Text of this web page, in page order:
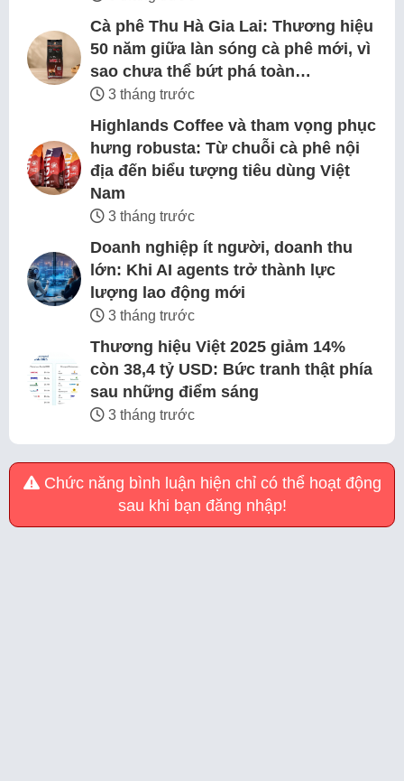
Cà phê Thu Hà Gia Lai: Thương hiệu
50 năm giữa làn sóng cà phê mới, vì
sao chưa thể bứt phá toàn…
3 tháng trước
Highlands Coffee và tham vọng phục
hưng robusta: Từ chuỗi cà phê nội
địa đến biểu tượng tiêu dùng Việt
Nam
3 tháng trước
Doanh nghiệp ít người, doanh thu
lớn: Khi AI agents trở thành lực
lượng lao động mới
3 tháng trước
Thương hiệu Việt 2025 giảm 14%
còn 38,4 tỷ USD: Bức tranh thật phía
sau những điểm sáng
3 tháng trước
Chức năng bình luận hiện chỉ có thể hoạt động
sau khi bạn đăng nhập!